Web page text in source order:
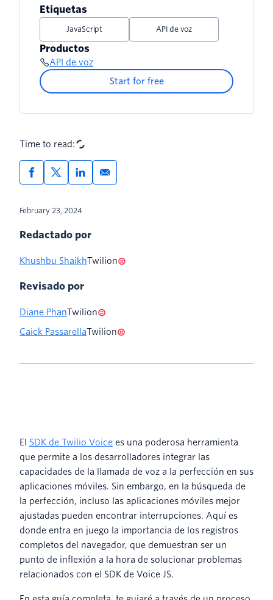
Utilize browser-based debugging
Etiquetas
JavaScript API de voz
Productos
API de voz
Start for free
Time to read:
February 23, 2024
Redactado por
Khushbu ShaikhTwilion
Revisado por
Diane PhanTwilion
Caick PassarellaTwilion
El SDK de Twilio Voice es una poderosa herramienta
que permite a los desarrolladores integrar las
capacidades de la llamada de voz a la perfección en sus
aplicaciones móviles. Sin embargo, en la búsqueda de
la perfección, incluso las aplicaciones móviles mejor
ajustadas pueden encontrar interrupciones. Aquí es
donde entra en juego la importancia de los registros
completos del navegador, que demuestran ser un
punto de inflexión a la hora de solucionar problemas
relacionados con el SDK de Voice JS.